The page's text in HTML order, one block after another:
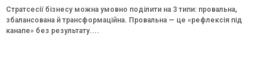
Стратсесії бізнесу можна умовно поділити на 3 типи: провальна,
збалансована й трансформаційна. Провальна — це «рефлексія під
канапе» без результату....